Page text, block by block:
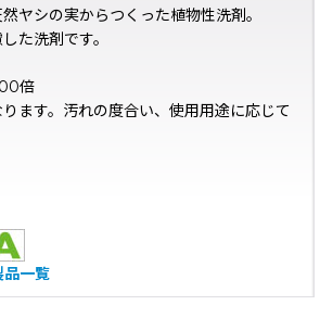
ヤシの実からつくった植物性洗剤。
た洗剤です。
倍
ます。汚れの度合い、使用用途に応じて
一覧